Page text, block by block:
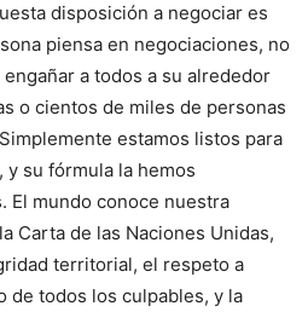
disposición a negociar es
piensa en negociaciones, no
a todos a su alrededor
o cientos de miles de personas
estamos listos para
y su fórmula la hemos
El mundo conoce nuestra
Carta de las Naciones Unidas,
territorial, el respeto a
de todos los culpables, y la